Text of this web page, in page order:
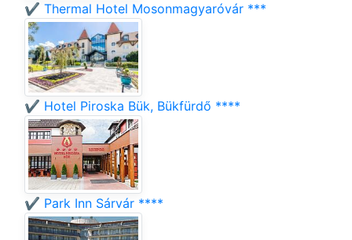
✔️ Thermal Hotel Mosonmagyaróvár ***
✔️ Hotel Piroska Bük, Bükfürdő ****
✔️ Park Inn Sárvár ****